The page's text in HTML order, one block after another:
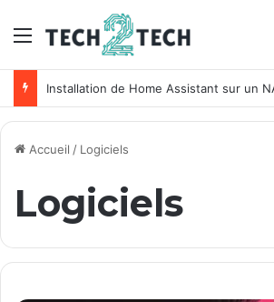
Menu
Accueil / Logiciels
Logiciels